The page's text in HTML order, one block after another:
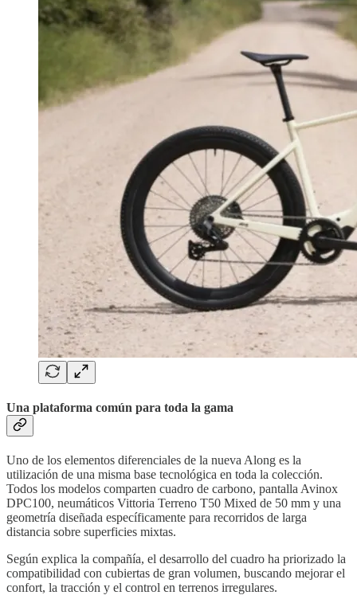
Una plataforma común para toda la gama
Uno de los elementos diferenciales de la nueva Along es la
utilización de una misma base tecnológica en toda la colección.
Todos los modelos comparten cuadro de carbono, pantalla Avinox
DPC100, neumáticos Vittoria Terreno T50 Mixed de 50 mm y una
geometría diseñada específicamente para recorridos de larga
distancia sobre superficies mixtas.
Según explica la compañía, el desarrollo del cuadro ha priorizado la
compatibilidad con cubiertas de gran volumen, buscando mejorar el
confort, la tracción y el control en terrenos irregulares.